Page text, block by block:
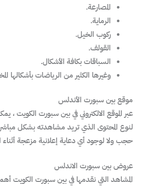
المصارعة.
الرماية.
ركوب الخيل.
القولف.
السباقات بكافة الأشكال.
وغيرها الكثير من الرياضات بأشكالها
موقع بين سبورت الأندلس
عبر الموقع الالكتروني في بين سبورت الكويت ،
لنوع المحتوى الذي تريد مشاهدته بشكل
حجب ولا لوجود أي دعاية إعلانية مزعجة أثناء
عروض بين سبورت الاندلس
المشاهد التي نقدمها في بين سبورت الكويت